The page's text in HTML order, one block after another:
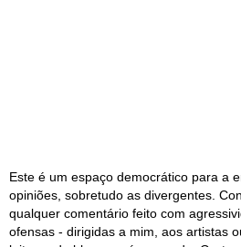
Este é um espaço democrático para a
opiniões, sobretudo as divergentes.
qualquer comentário feito com
ofensas - dirigidas a mim, aos artistas